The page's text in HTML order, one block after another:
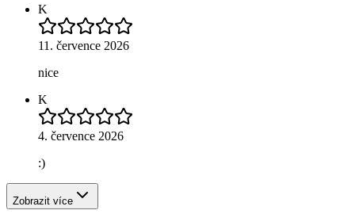
K
11. července 2026
nice
K
4. července 2026
:)
Zobrazit více